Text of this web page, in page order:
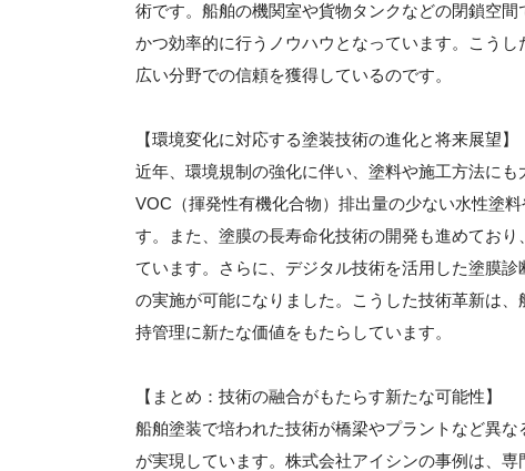
術です。船舶の機関室や貨物タンクなどの閉鎖空
かつ効率的に行うノウハウとなっています。こう
広い分野での信頼を獲得しているのです。
【環境変化に対応する塗装技術の進化と将来展望】
近年、環境規制の強化に伴い、塗料や施工方法に
VOC（揮発性有機化合物）排出量の少ない水性塗
す。また、塗膜の長寿命化技術の開発も進めてお
ています。さらに、デジタル技術を活用した塗膜
の実施が可能になりました。こうした技術革新は
持管理に新たな価値をもたらしています。
【まとめ：技術の融合がもたらす新たな可能性】
船舶塗装で培われた技術が橋梁やプラントなど異
が実現しています。株式会社アイシンの事例は、